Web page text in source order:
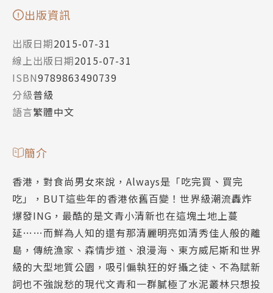
出版資訊
出版日期2015-07-31
線上出版日期2015-07-31
ISBN9789863490739
分級普級
語言繁體中文
簡介
香港，對食尚男女來說，Always是「吃完買、買完
吃」，BUT這些年的香港依舊百變！世界級潮流轟炸
爆發ING，最酷的是文青小清新也在這塊土地上蔓
延……而鮮為人知的還有那清麗明亮如清秀佳人般的離
島，傳統漁家、森情步道、浪漫海、東方威尼斯和世界
級的大型地質公園，吸引偏執狂的好攝之徒、不為賦新
詞也不強說愁的現代文青和一群膩極了水泥叢林只想投